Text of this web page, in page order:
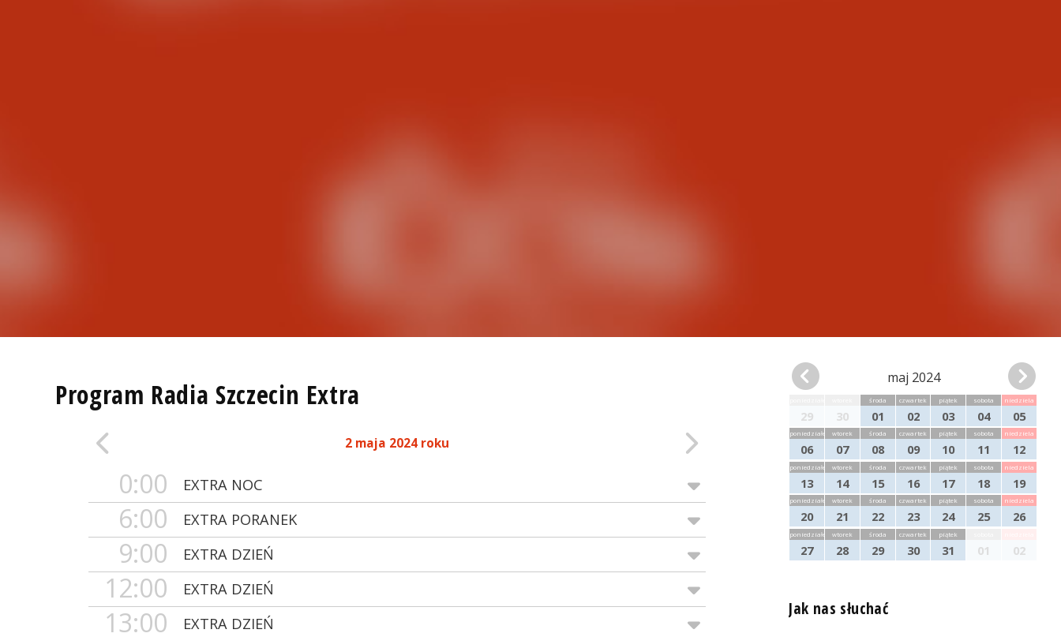
Program Radia Szczecin Extra
2 maja 2024 roku
0:00 EXTRA NOC
6:00 EXTRA PORANEK
9:00 EXTRA DZIEŃ
12:00 EXTRA DZIEŃ
13:00 EXTRA DZIEŃ
maj 2024
29 30
środa
01
czwartek
02
piątek
03
sobota
04
niedziela
05
poniedziałek
06
wtorek
07
środa
08
czwartek
09
piątek
10
sobota
11
niedziela
12
poniedziałek
13
wtorek
14
środa
15
czwartek
16
piątek
17
sobota
18
niedziela
19
poniedziałek
20
wtorek
21
środa
22
czwartek
23
piątek
24
sobota
25
niedziela
26
poniedziałek
27
wtorek
28
środa
29
czwartek
30
piątek
31 01 02
Jak nas słuchać